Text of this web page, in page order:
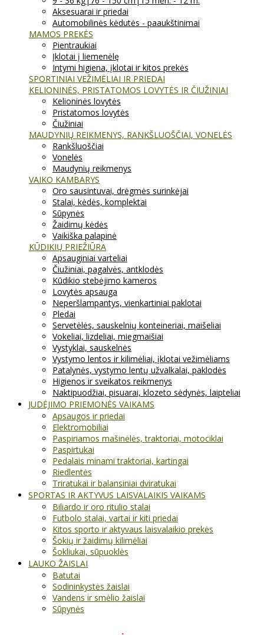
Aksesuarai ir priedai
Automobilinės kėdutės - paaukštinimai
MAMOS PREKĖS
Pientraukiai
Įklotai į liemenėlę
Intymi higiena, įklotai ir kitos prekės
SPORTINIAI VEŽIMĖLIAI IR PRIEDAI
KELIONINĖS, PRISTATOMOS LOVYTĖS IR ČIUŽINIAI
Kelioninės lovytės
Pristatomos lovytės
Čiužiniai
MAUDYNIŲ REIKMENYS, RANKŠLUOŠČIAI, VONELĖS
Rankšluoščiai
Vonelės
Maudynių reikmenys
VAIKO KAMBARYS
Oro sausintuvai, drėgmės surinkėjai
Stalai, kėdės, komplektai
Sūpynės
Žaidimų kėdės
Vaikiška palapinė
KŪDIKIŲ PRIEŽIŪRA
Apsauginiai varteliai
Čiužiniai, pagalvės, antklodės
Kūdikio stebėjimo kameros
Lovytės apsauga
Neperšlampantys, vienkartiniai paklotai
Pledai
Servetėlės, sauskelnių konteineriai, maišeliai
Vokeliai, lizdeliai, miegmaišiai
Vystyklai, sauskelnės
Vystymo lentos ir kilimėliai, įklotai vežimėliams
Patalynės, vystymo lentų užvalkalai, paklodės
Higienos ir sveikatos reikmenys
Naktipuodžiai, pisuarai, klozeto sėdynės, laipteliai
JUDĖJIMO PRIEMONĖS VAIKAMS
Apsaugos ir priedai
Elektromobiliai
Paspiriamos mašinėlės, traktoriai, motociklai
Paspirtukai
Pedalais minami traktoriai, kartingai
Riedlentės
Triratukai ir balansiniai dviratukai
SPORTAS IR AKTYVUS LAISVALAIKIS VAIKAMS
Biliardo ir oro ritulio stalai
Futbolo stalai, vartai ir kiti priedai
Kitos sporto ir aktyvaus laisvalaikio prekės
Šokių ir žaidimų kilimėliai
Šokliukai, sūpuoklės
LAUKO ŽAISLAI
Batutai
Sodininkystės žaislai
Vandens ir smėlio žaislai
Sūpynės